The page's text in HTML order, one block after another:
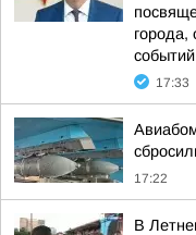
17:33
17:22
В